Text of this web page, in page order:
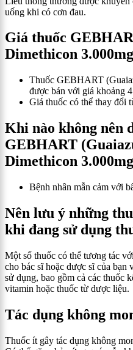
uống khi có cơn đau.
Giá thuốc
Dimethicon
Thuốc GEBHART
được bán với giá khoảng
Giá thuốc có thể thay đổi
Khi nào không nên
GEBHART
Dimethicon
Bệnh nhân mẫn cảm với
Nên lưu ý những
khi đang sử dụng
Một số thuốc có thể tương tác
cho bác sĩ hoặc dược sĩ của bạn
sử dụng, bao gồm cả các thuốc
vitamin hoặc thuốc từ dược liệu.
Tác dụng không
Thuốc ít gây tác dụng không